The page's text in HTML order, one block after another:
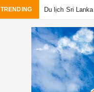
TRENDING Du lịch Sri